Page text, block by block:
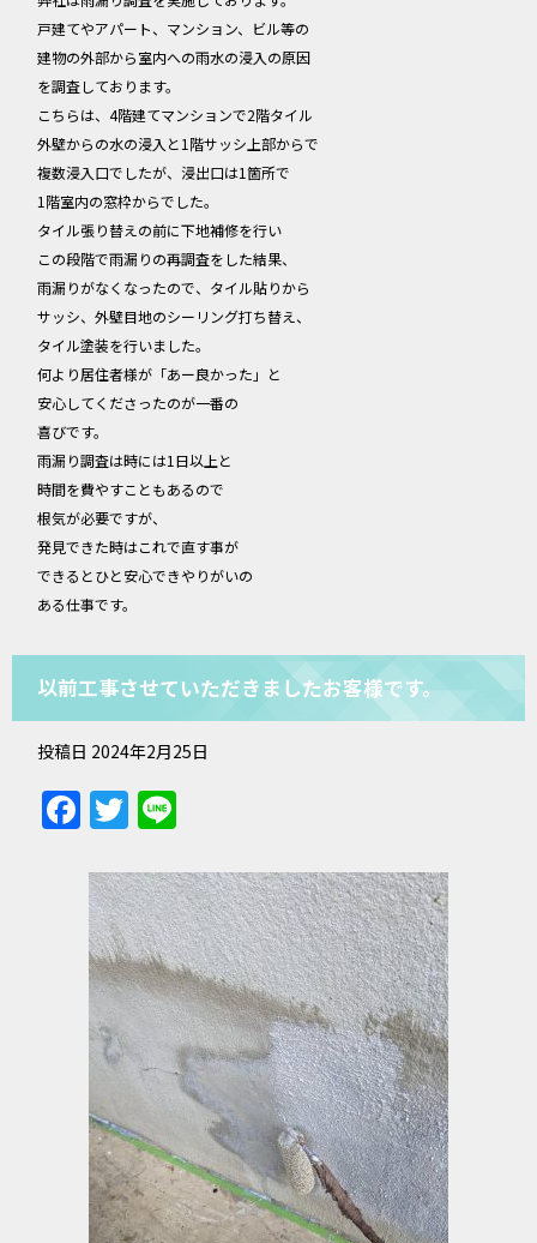
戸建てやアパート、マンション、ビル等の
建物の外部から室内への雨水の浸入の原因
を調査しております。
こちらは、4階建てマンションで2階タイル
外壁からの水の浸入と1階サッシ上部からで
複数浸入口でしたが、浸出口は1箇所で
1階室内の窓枠からでした。
タイル張り替えの前に下地補修を行い
この段階で雨漏りの再調査をした結果、
雨漏りがなくなったので、タイル貼りから
サッシ、外壁目地のシーリング打ち替え、
タイル塗装を行いました。
何より居住者様が「あー良かった」と
安心してくださったのが一番の
喜びです。
雨漏り調査は時には1日以上と
時間を費やすこともあるので
根気が必要ですが、
発見できた時はこれで直す事が
できるとひと安心できやりがいの
ある仕事です。
以前工事させていただきましたお客様です。
投稿日 2024年2月25日
Facebook
Twitter